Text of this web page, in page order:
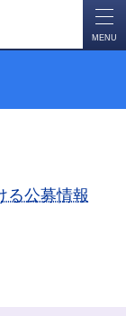
MENU
る公募情報